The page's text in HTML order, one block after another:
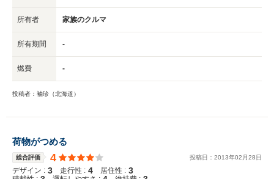
所有者 家族のクルマ
所有期間 -
燃費 -
投稿者：袖珍（北海道）
荷物がつめる
総合評価 4 投稿日： 2013年02 月28日
デザイン : 3 走行性 : 4 居住性 : 3